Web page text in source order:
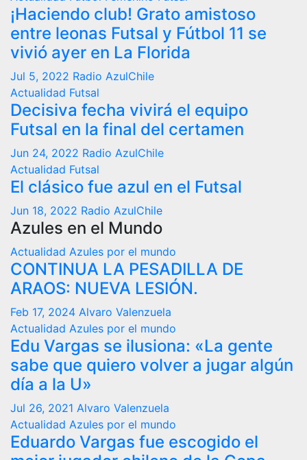
¡Haciendo club! Grato amistoso
entre leonas Futsal y Fútbol 11 se
vivió ayer en La Florida
Jul 5, 2022 Radio AzulChile
Actualidad Futsal
Decisiva fecha vivirá el equipo
Futsal en la final del certamen
Jun 24, 2022 Radio AzulChile
Actualidad Futsal
El clásico fue azul en el Futsal
Jun 18, 2022 Radio AzulChile
Azules en el Mundo
Actualidad Azules por el mundo
CONTINUA LA PESADILLA DE
ARAOS: NUEVA LESIÓN.
Feb 17, 2024 Alvaro Valenzuela
Actualidad Azules por el mundo
Edu Vargas se ilusiona: «La gente
sabe que quiero volver a jugar algún
día a la U»
Jul 26, 2021 Alvaro Valenzuela
Actualidad Azules por el mundo
Eduardo Vargas fue escogido el